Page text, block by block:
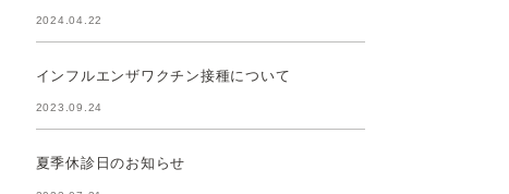
2024.04.22
インフルエンザワクチン接種について
2023.09.24
夏季休診日のお知らせ